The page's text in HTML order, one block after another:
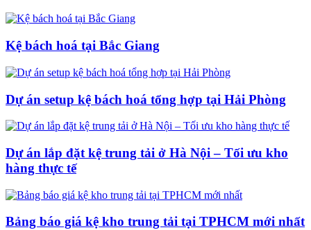
Kệ bách hoá tại Bắc Giang
Dự án setup kệ bách hoá tổng hợp tại Hải Phòng
Dự án lắp đặt kệ trung tải ở Hà Nội – Tối ưu kho
hàng thực tế
Bảng báo giá kệ kho trung tải tại TPHCM mới nhất